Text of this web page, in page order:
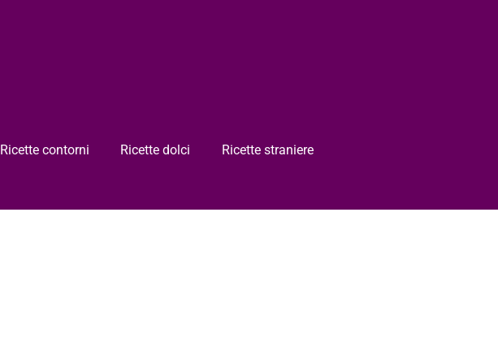
Ricette contorni Ricette dolci Ricette straniere